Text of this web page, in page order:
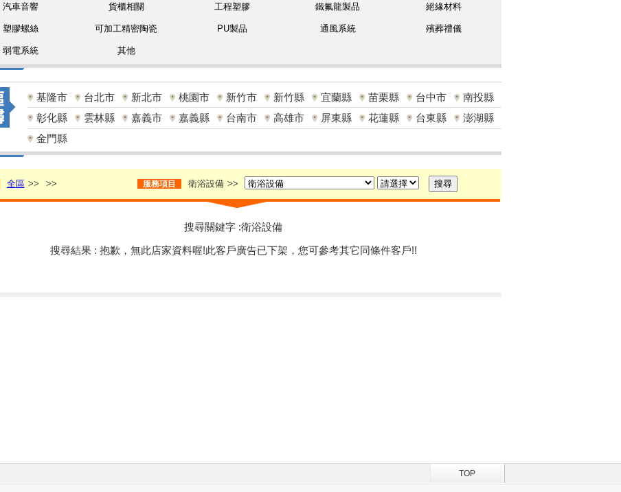
汽車音響 貨櫃相關 工程塑膠 鐵氟龍製品 絕緣材料
塑膠螺絲 可加工精密陶瓷 PU製品 通風系統 殯葬禮儀
弱電系統 其他
基隆市 台北市 新北市 桃園市 新竹市 新竹縣 宜蘭縣 苗栗縣 台中市
南投縣
彰化縣
雲林縣 嘉義市 嘉義縣 台南市 高雄市 屏東縣 花蓮縣 台東縣
澎湖縣
金門縣
全區 >> >> 服務項目 衛浴設備 >>
搜尋關鍵字 :衛浴設備
搜尋結果 : 抱歉，無此店家資料喔!此客戶廣告已下架，您可參考其它同條件客戶!!
TOP